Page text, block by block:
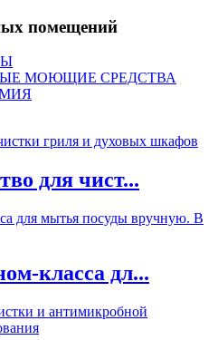
помещений
МОЮЩИЕ СРЕДСТВА
для чист...
класса дл...